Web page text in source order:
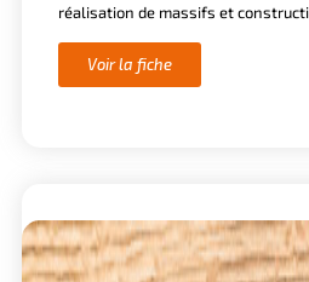
réalisation de massifs et
Voir la fiche